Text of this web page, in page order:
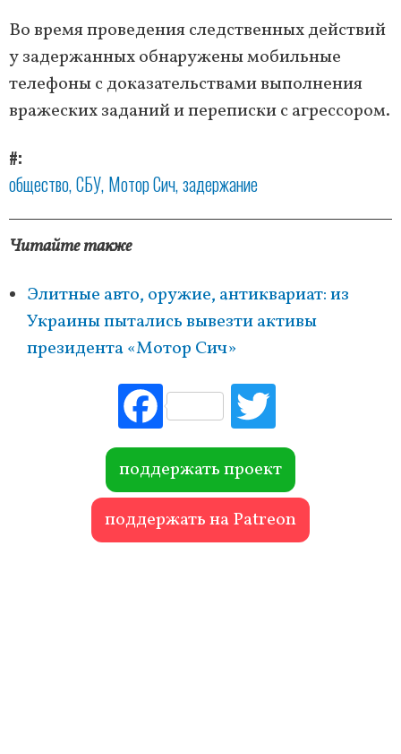
Во время проведения следственных действий
у задержанных обнаружены мобильные
телефоны с доказательствами выполнения
вражеских заданий и переписки с агрессором.
#
общество СБУ Мотор Сич задержание
Читайте также
Элитные авто, оружие, антиквариат: из
Украины пытались вывезти активы
президента «Мотор Сич»
Fac
ebo
ok r
поддержать проект
поддержать на Patreon